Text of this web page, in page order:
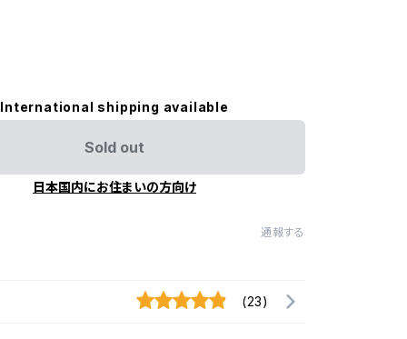
International shipping available
Sold out
日本国内にお住まいの方向け
通報する
(23)